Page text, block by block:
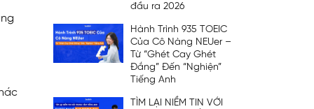
đầu ra 2026
Hành Trình 935 TOEIC
Của Cô Nàng NEUer –
Từ “Ghét Cay Ghét
Đắng” Đến “Nghiện”
Tiếng Anh
TÌM LẠI NIỀM TIN VỚI